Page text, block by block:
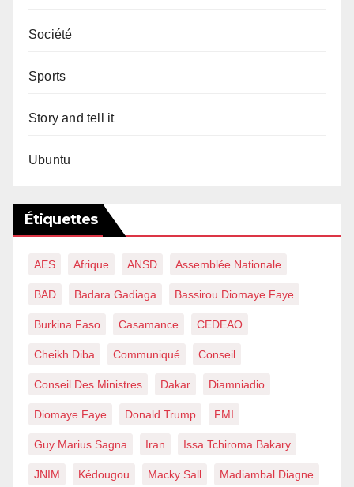
Société
Sports
Story and tell it
Ubuntu
Étiquettes
AES Afrique ANSD Assemblée Nationale
BAD Badara Gadiaga Bassirou Diomaye Faye
Burkina Faso Casamance CEDEAO
Cheikh Diba Communiqué Conseil
Conseil Des Ministres Dakar Diamniadio
Diomaye Faye Donald Trump FMI
Guy Marius Sagna Iran Issa Tchiroma Bakary
JNIM Kédougou Macky Sall Madiambal Diagne